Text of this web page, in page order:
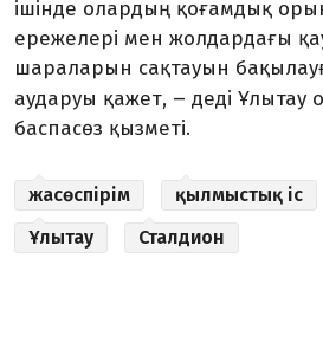
ішінде олардың қоғамдық
ережелері мен жолдардағы
шараларын сақтауын
аударуы қажет, – деді
баспасөз қызметі.
жасөспірім қылмыстық іс
Ұлытау
Сталдион